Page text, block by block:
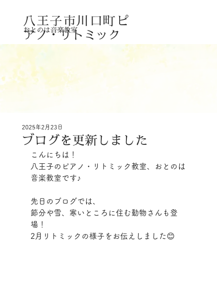
おとのは音楽教室
八王子市川口町 ピ
アノ・リトミック
ブログを更新しました
2025年2月23日
こんにちは！
八王子のピアノ・リトミック教室、おとのは
音楽教室です♪
先日のブログでは、
節分や雪、寒いところに住む動物さんも登
場！
2月リトミックの様子をお伝えしました😊